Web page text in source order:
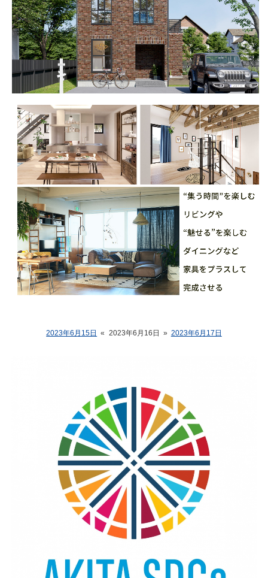
2023年6月15日 « 2023年6月16日 » 2023年6月17日